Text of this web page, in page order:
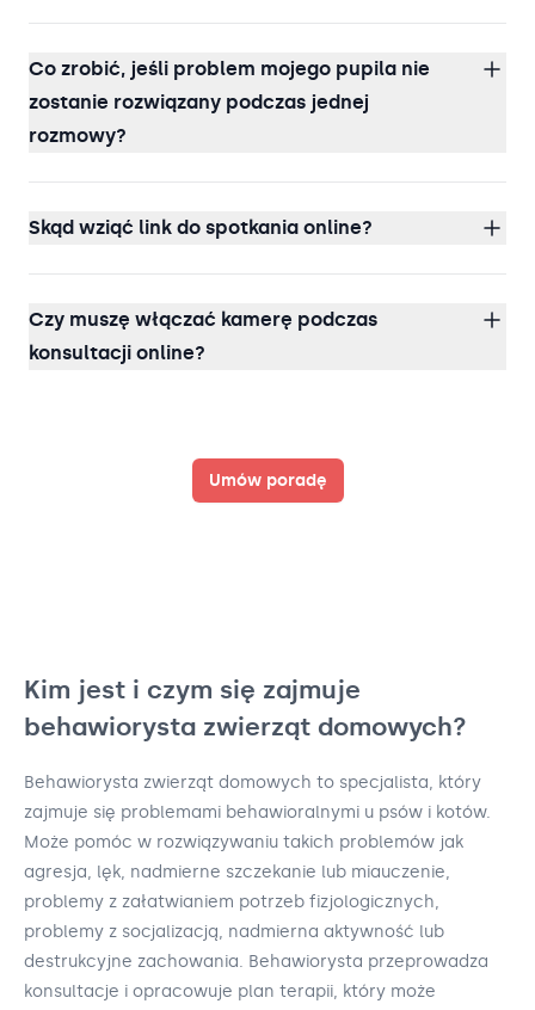
Co zrobić, jeśli problem mojego pupila nie
zostanie rozwiązany podczas jednej
rozmowy?
Skąd wziąć link do spotkania online?
Czy muszę włączać kamerę podczas
konsultacji online?
Umów poradę
Kim jest i czym się zajmuje
behawiorysta zwierząt domowych?
Behawiorysta zwierząt domowych to specjalista, który
zajmuje się problemami behawioralnymi u psów i kotów.
Może pomóc w rozwiązywaniu takich problemów jak
agresja, lęk, nadmierne szczekanie lub miauczenie,
problemy z załatwianiem potrzeb fizjologicznych,
problemy z socjalizacją, nadmierna aktywność lub
destrukcyjne zachowania. Behawiorysta przeprowadza
konsultacje i opracowuje plan terapii, który może